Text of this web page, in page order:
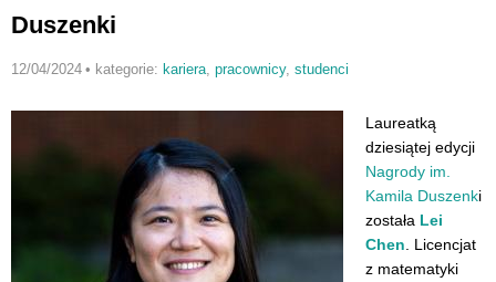
Duszenki
12/04/2024 • kategorie: kariera, pracownicy, studenci
Laureatką
dziesiątej edycji
Nagrody im.
Kamila Duszenki
została Lei
Chen . Licencjat
z matematyki